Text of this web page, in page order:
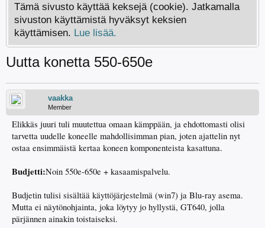
Tämä sivusto käyttää keksejä (cookie). Jatkamalla
sivuston käyttämistä hyväksyt keksien
käyttämisen. Lue lisää.
Uutta konetta 550-650e
vaakka
Member
Elikkäs juuri tuli muutettua omaan kämppään, ja ehdottomasti olisi
tarvetta uudelle koneelle mahdollisimman pian, joten ajattelin nyt
ostaa ensimmäistä kertaa koneen komponenteista kasattuna.
Budjetti:Noin 550e-650e + kasaamispalvelu.
Budjetin tulisi sisältää käyttöjärjestelmä (win7) ja Blu-ray asema.
Mutta ei näytönohjainta, joka löytyy jo hyllystä, GT640, jolla
pärjännen ainakin toistaiseksi.